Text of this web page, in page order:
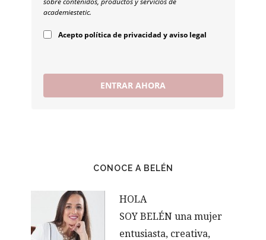
academiestetic.
Acepto política de privacidad y aviso legal
ENTRAR AHORA
CONOCE A BELÉN
HOLA
SOY BELÉN una mujer
entusiasta, creativa,